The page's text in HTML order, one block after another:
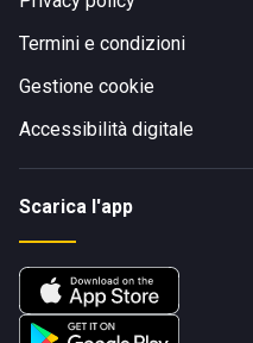
Termini e condizioni
Gestione cookie
Accessibilità digitale
Scarica l'app